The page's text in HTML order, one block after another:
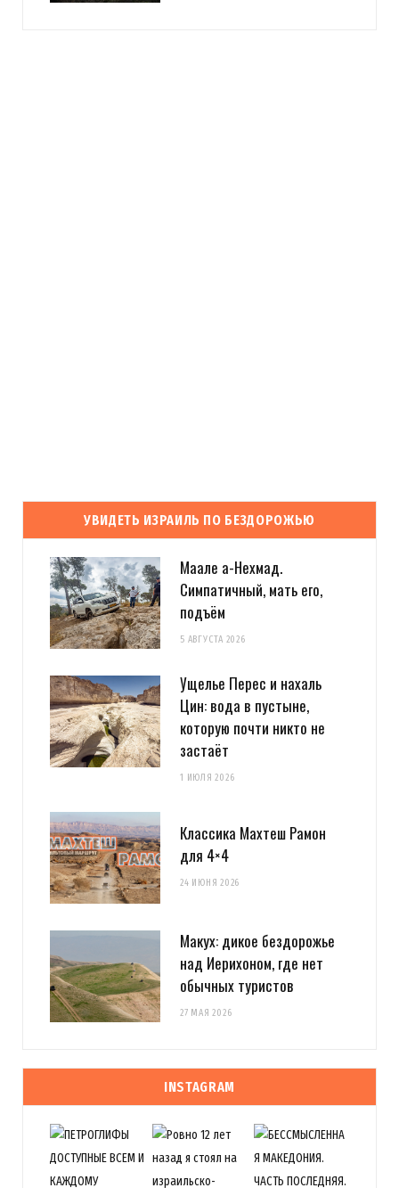
УВИДЕТЬ ИЗРАИЛЬ ПО БЕЗДОРОЖЬЮ
Маале а-Нехмад.
Симпатичный, мать его,
подъём
5 АВГУСТА 2026
Ущелье Перес и нахаль
Цин: вода в пустыне,
которую почти никто не
застаёт
1 ИЮЛЯ 2026
Классика Махтеш Рамон
для 4×4
24 ИЮНЯ 2026
Макух: дикое бездорожье
над Иерихоном, где нет
обычных туристов
27 МАЯ 2026
INSTAGRAM